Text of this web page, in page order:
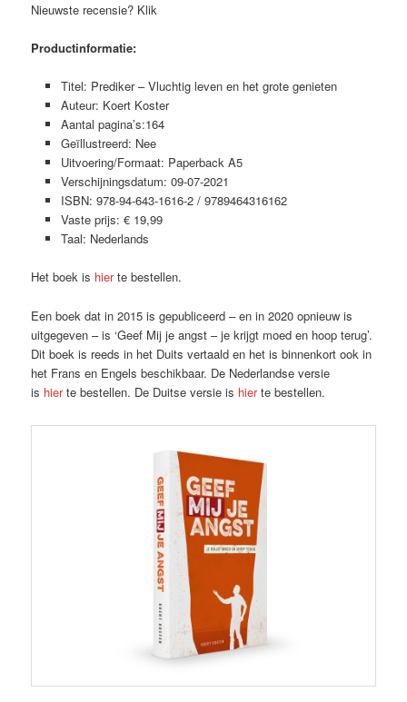
Nieuwste recensie? Klik
Productinformatie:
Titel: Prediker – Vluchtig leven en het grote genieten
Auteur: Koert Koster
Aantal pagina’s:164
Geïllustreerd: Nee
Uitvoering/Formaat: Paperback A5
Verschijningsdatum: 09-07-2021
ISBN: 978-94-643-1616-2 / 9789464316162
Vaste prijs: € 19,99
Taal: Nederlands
Het boek is hierte bestellen.
Een boek dat in 2015 is gepubliceerd – en in 2020 opnieuw is
uitgegeven – is ‘Geef Mij je angst – je krijgt moed en hoop terug’.
Dit boek is reeds in het Duits vertaald en het is binnenkort ook in
het Frans en Engels beschikbaar. De Nederlandse versie
is hierte bestellen. De Duitse versie is hierte bestellen.